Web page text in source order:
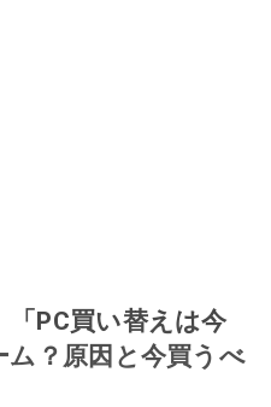
「PC買い替えは今
？原因と今買うべ